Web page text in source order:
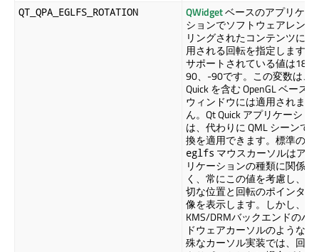
QT_QPA_EGLFS_ROTATION QWidgetベースのアプリケー
ションでソフトウェアレンダ
リングされたコンテンツに適
用される回転を指定します。
サポートされている値は180
90、-90です。この変数は、
Quickを含む OpenGL ベースの
ウィンドウには適用されませ
ん。 Qt Quickアプリケーショ
は、代わりに QML シーンで変
換を適用できます。標準の
eglfs マウスカーソルはアプ
リケーションの種類に関係な
く、常にこの値を考慮し、適
切な位置と回転のポインタ画
像を表示します。しかし、
KMS/DRMバックエンドのハ
ドウェアカーソルのような特
殊なカーソル実装では、回転